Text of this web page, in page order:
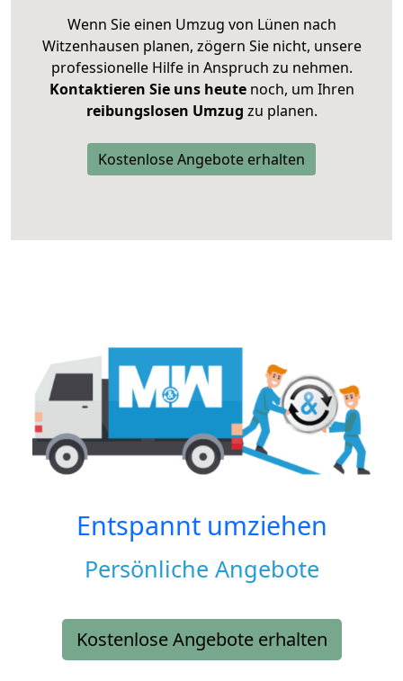
Wenn Sie einen Umzug von Lünen nach
Witzenhausen planen, zögern Sie nicht, unsere
professionelle Hilfe in Anspruch zu nehmen.
Kontaktieren Sie uns heutenoch, um Ihren
reibungslosen Umzug zu planen.
Kostenlose Angebote erhalten
Entspannt umziehen
Persönliche Angebote
Kostenlose Angebote erhalten